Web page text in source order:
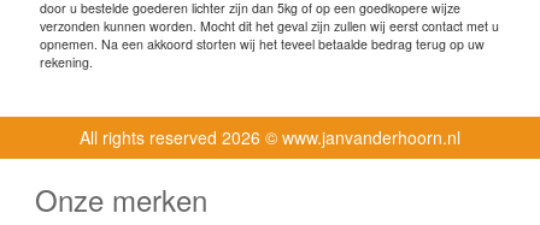
door u bestelde goederen lichter zijn dan 5kg of op een goedkopere wijze
verzonden kunnen worden. Mocht dit het geval zijn zullen wij eerst contact met u
opnemen. Na een akkoord storten wij het teveel betaalde bedrag terug op uw
rekening.
All rights reserved 2026 © www.janvanderhoorn.nl
Onze merken